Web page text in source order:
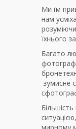
Ми їм
нам
їхнього
Багато
зумисне